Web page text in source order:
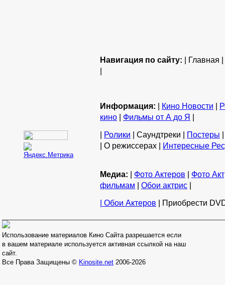
Навигация по сайту: | Главная |
|
Информация: | Кино Новости |
кино | Фильмы от А до Я |
| Ролики | Саундтреки | Постеры
| О режиссерах | Интересные
Медиа: | Фото Актеров | Фото
фильмам | Обои актрис |
| Обои Актеров | Приобрести
Использование материалов Кино Сайта разрешается если
в вашем материале используется активная ссылкой на наш
сайт.
Все Права Защищены © Kinosite.net 2006-2026